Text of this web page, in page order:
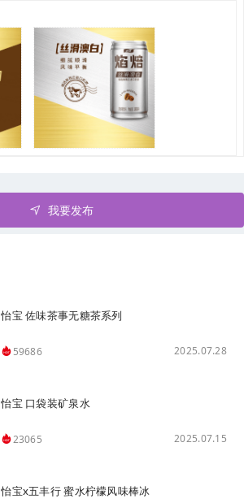
我要发布
怡宝 佐味茶事无糖茶系列
59686 2025.07.28
怡宝 口袋装矿泉水
23065 2025.07.15
怡宝x五丰行 蜜水柠檬风味棒冰